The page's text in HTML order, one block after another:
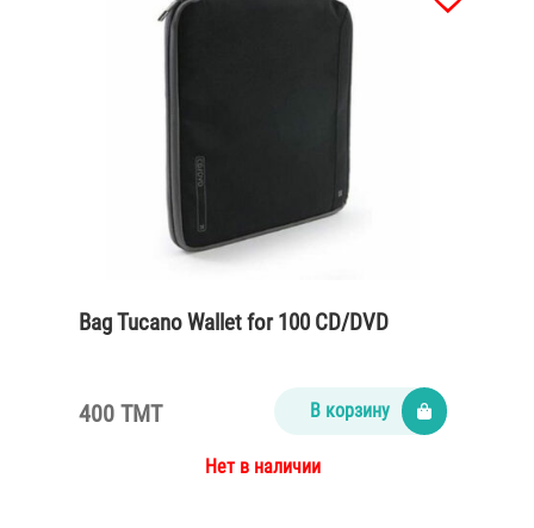
Bag Tucano Wallet for 100 CD/DVD
400 TMT В корзину
Нет в наличии